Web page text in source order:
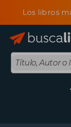
Los libros